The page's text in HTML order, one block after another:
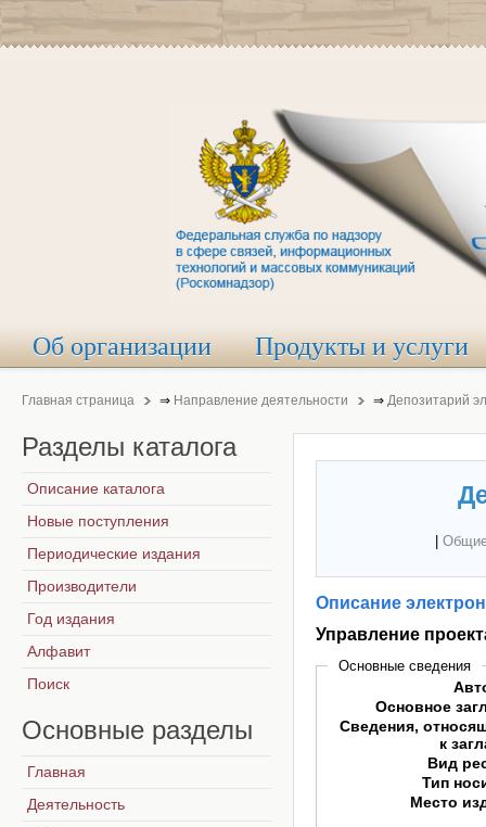
Об организации Продукты и услуги
Главная страница ⇒ Направление деятельности ⇒ Депозитарий
Описание
Управление
Основные сведения
Основное
Сведения,
к
Вид
Тип
Место
Разделы каталога
Описание каталога
Новые поступления
Периодические издания
Производители
Год издания
Алфавит
Поиск
Основные разделы
Главная
Деятельность